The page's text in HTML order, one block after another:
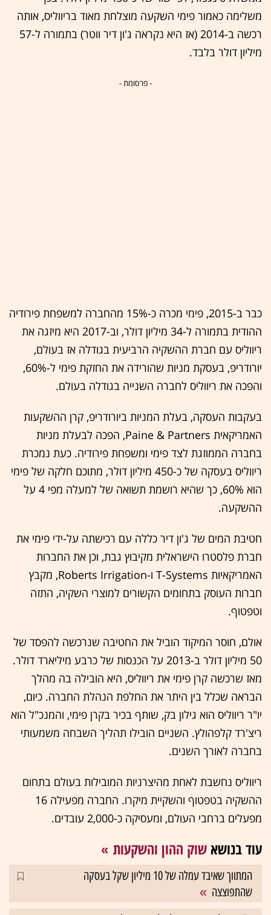
משלימה כאמור פימי השקעה מוצלחת מאוד בריווליס, אותה
רכשה ב-2014 (אז היא נקראה ג'ון דיר ווטר) בתמורה ל-57
מיליון דולר בלבד.
- פרסומת -
כבר ב-2015, פימי מכרה כ-15% מהחברה למשפחת פירודיה
ההודית בתמורה ל-34 מיליון דולר, וב-2017 היא מיזגה את
ריווליס עם חברת ההשקיה הרביעית בגודלה אז בעולם,
יורודריפ, בעסקת מניות שהורידה את החזקת פימי ל-60%,
והפכה את ריווליס לחברה השנייה בגודלה בעולם.
בעקבות העסקה, בעלת המניות ביורודריפ, קרן ההשקעות
האמריקאית Paine & Partners, הפכה לבעלת מניות
בחברה הממוזגת לצד פימי ומשפחת פירודיה. כעת נמכרת
ריווליס בעסקה של כ-450 מיליון דולר, מתוכם חלקה של פימי
הוא 60%, כך שהיא רושמת תשואה של למעלה מפי 4 על
ההשקעה.
חטיבת המים של ג'ון דיר כללה עם רכישתה על-ידי פימי את
חברת פלסטרו הישראלית מקיבוץ גבת, וכן את החברות
האמריקאיות T-Systems ו-Roberts Irrigation, מקבץ
חברות העוסק בתחומים הקשורים למוצרי השקיה, התזה
וטפטוף.
אולם, חוסר המיקוד הוביל את החטיבה שנרכשה להפסד של
50 מיליון דולר ב-2013 על הכנסות של כרבע מיליארד דולר.
מאז שרכשה קרן פימי את ריווליס, היא הובילה בה מהלך
הבראה שכלל בין היתר את החלפת הנהלת החברה. כיום,
יו"ר ריווליס הוא גילון בק, שותף בכיר בקרן פימי, והמנכ"ל הוא
ריצ'רד קלפהולץ. השניים הובילו תהליך השבחה משמעותי
בחברה לאורך השנים.
ריווליס נחשבת לאחת מהיצרניות המובילות בעולם בתחום
ההשקיה בטפטוף והשקיית מיקרו. החברה מפעילה 16
מפעלים ברחבי העולם, ומעסיקה כ-2,000 עובדים.
עוד בנושא שוק ההון והשקעות
המתווך שאיבד עמלה של 10 מיליון שקל בעסקה
שהתפוצצה